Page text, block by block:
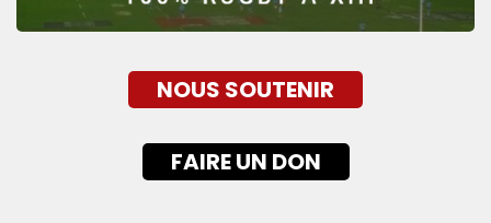
NOUS SOUTENIR
FAIRE UN DON